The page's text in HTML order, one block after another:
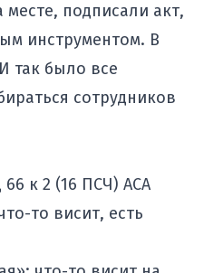
подписали акт,
инструментом. В
так было все
сотрудников
66 к 2 (16 ПСЧ) АСА
то висит, есть